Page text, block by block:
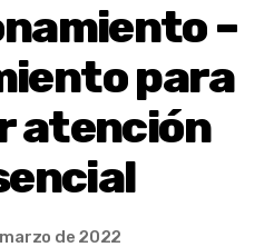
–
para
atención
marzo de 2022